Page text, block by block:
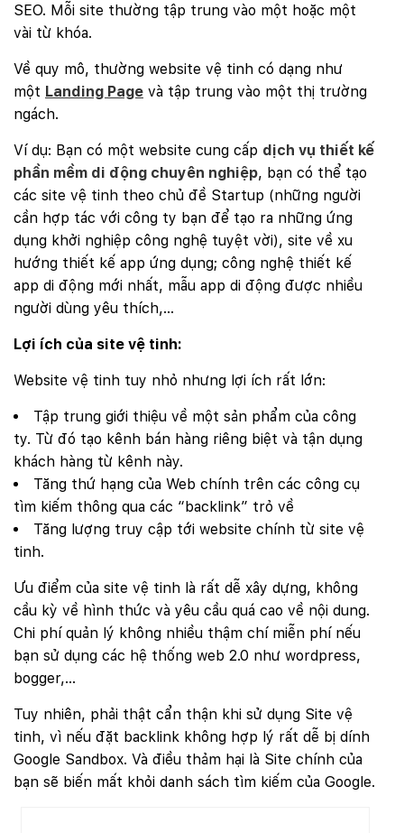
SEO. Mỗi site thường tập trung vào một hoặc một
vài từ khóa.
Về quy mô, thường website vệ tinh có dạng như
một Landing Page và tập trung vào một thị trường
ngách.
Ví dụ: Bạn có một website cung cấp dịch vụ thiết kế
phần mềm di động chuyên nghiệp, bạn có thể tạo
các site vệ tinh theo chủ đề Startup (những người
cần hợp tác với công ty bạn để tạo ra những ứng
dụng khởi nghiệp công nghệ tuyệt vời), site về xu
hướng thiết kế app ứng dụng; công nghệ thiết kế
app di động mới nhất, mẫu app di động được nhiều
người dùng yêu thích,…
Lợi ích của site vệ tinh:
Website vệ tinh tuy nhỏ nhưng lợi ích rất lớn:
Tập trung giới thiệu về một sản phẩm của công
ty. Từ đó tạo kênh bán hàng riêng biệt và tận dụng
khách hàng từ kênh này.
Tăng thứ hạng của Web chính trên các công cụ
tìm kiếm thông qua các “backlink” trỏ về
Tăng lượng truy cập tới website chính từ site vệ
tinh.
Ưu điểm của site vệ tinh là rất dễ xây dựng, không
cầu kỳ về hình thức và yêu cầu quá cao về nội dung.
Chi phí quản lý không nhiều thậm chí miễn phí nếu
bạn sử dụng các hệ thống web 2.0 như wordpress,
bogger,…
Tuy nhiên, phải thật cẩn thận khi sử dụng Site vệ
tinh, vì nếu đặt backlink không hợp lý rất dễ bị dính
Google Sandbox. Và điều thảm hại là Site chính của
bạn sẽ biến mất khỏi danh sách tìm kiếm của Google.